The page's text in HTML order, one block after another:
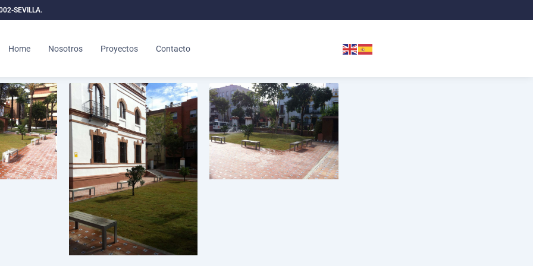
SEVILLA.
Home Nosotros Proyectos Contacto